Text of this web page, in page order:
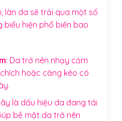
làn da sẽ trải qua một số
biểu hiện phổ biến bao
: Da trở nên nhạy cảm
hoặc căng kéo có
là dấu hiệu da đang tái
bề mặt da trở nên